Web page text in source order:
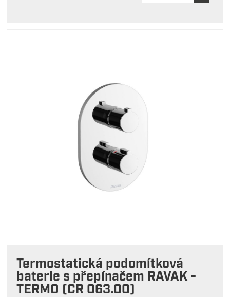
Termostatická podomítková
baterie s přepínačem RAVAK -
TERMO (CR 063.00)